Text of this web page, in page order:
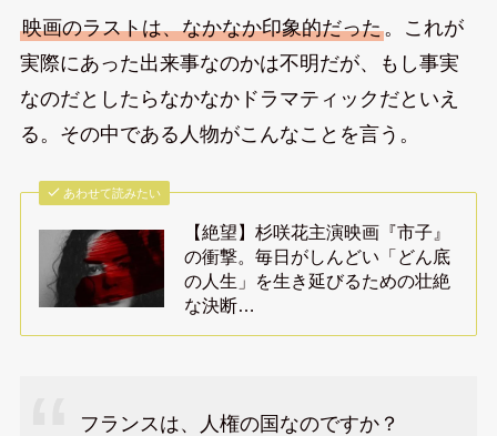
映画のラストは、なかなか印象的だった。これが
実際にあった出来事なのかは不明だが、もし事実
なのだとしたらなかなかドラマティックだといえ
る。その中である人物がこんなことを言う。
あわせて読みたい
【絶望】杉咲花主演映画『市子』
の衝撃。毎日がしんどい「どん底
の人生」を生き延びるための壮絶
な決断…
フランスは、人権の国なのですか？